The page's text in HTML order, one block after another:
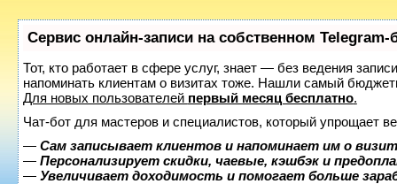
Сервис онлайн-записи на собственном Telegram-
Тот, кто работает в сфере услуг, знает — без ведения
напоминать клиентам о визитах тоже. Нашли самый
Для новых пользователей первый месяц бесплатно.
Чат-бот для мастеров и специалистов, который упрощает
— Сам записывает клиентов и напоминает им о
— Персонализирует скидки, чаевые, кэшбэк и
— Увеличивает доходимость и помогает больше